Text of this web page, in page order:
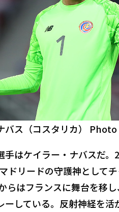
バス（コスタリカ）
手はケイラー・ナバスだ
ドリードの守護神として
らはフランスに舞台を移
ーしている。反射神経を活